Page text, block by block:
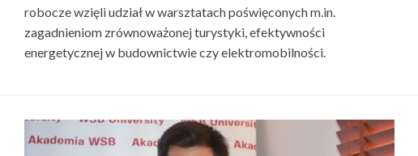
robocze wzięli udział w warsztatach poświęconych m.in.
zagadnieniom zrównoważonej turystyki, efektywności
energetycznej w budownictwie czy elektromobilności.